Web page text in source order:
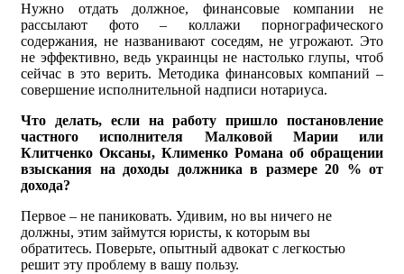
Нужно отдать должное, финансовые компании не
рассылают фото – коллажи порнографического
содержания, не названивают соседям, не угрожают. Это
не эффективно, ведь украинцы не настолько глупы, чтоб
сейчас в это верить. Методика финансовых компаний –
совершение исполнительной надписи нотариуса.
Что делать, если на работу пришло постановление
частного исполнителя Малковой Марии или
Клитченко Оксаны, Клименко Романа об обращении
взыскания на доходы должника в размере 20 % от
дохода?
Первое – не паниковать. Удивим, но вы ничего не
должны, этим займутся юристы, к которым вы
обратитесь. Поверьте, опытный адвокат с легкостью
решит эту проблему в вашу пользу.